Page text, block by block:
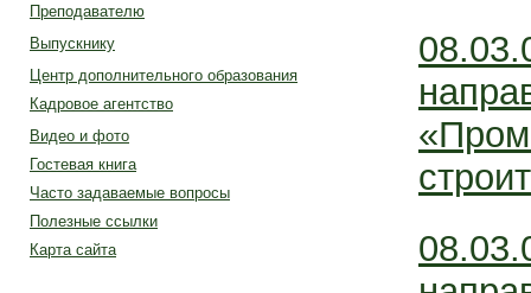
Преподавателю
Выпускнику
Центр дополнительного образования
Кадровое агентство
Видео и фото
Гостевая книга
Часто задаваемые вопросы
Полезные ссылки
Карта сайта